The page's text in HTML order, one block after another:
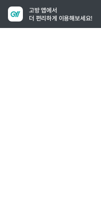
고방 앱에서
더 편리하게 이용해보세요!